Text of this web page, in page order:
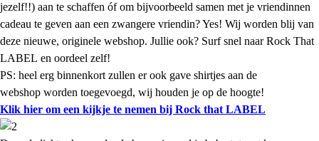
jezelf!!) aan te schaffen óf om bijvoorbeeld samen met je vriendinnen
cadeau te geven aan een zwangere vriendin? Yes! Wij worden blij van
deze nieuwe, originele webshop. Jullie ook? Surf snel naar Rock That
LABEL en oordeel zelf!
PS: heel erg binnenkort zullen er ook gave shirtjes aan de
webshop worden toegevoegd, wij houden je op de hoogte!
Klik hier om een kijkje te nemen bij Rock that LABEL